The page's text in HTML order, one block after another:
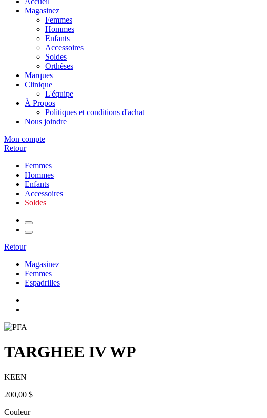
Magasinez
Femmes
Hommes
Enfants
Accessoires
Soldes
Orthèses
Marques
Clinique
L'équipe
À Propos
Politiques et conditions d'achat
Nous joindre
Mon compte
Retour
Femmes
Hommes
Enfants
Accessoires
Soldes
Retour
Magasinez
Femmes
Espadrilles
TARGHEE IV WP
KEEN
200,00 $
Couleur